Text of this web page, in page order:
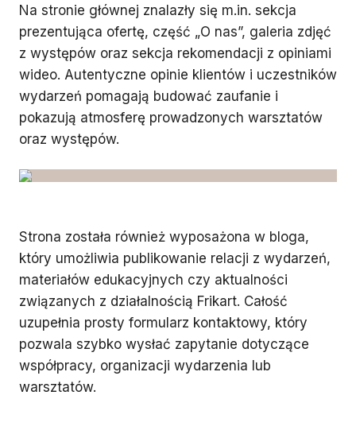
Na stronie głównej znalazły się m.in. sekcja
prezentująca ofertę, część „O nas”, galeria zdjęć
z występów oraz sekcja rekomendacji z opiniami
wideo. Autentyczne opinie klientów i uczestników
wydarzeń pomagają budować zaufanie i
pokazują atmosferę prowadzonych warsztatów
oraz występów.
Strona została również wyposażona w bloga,
który umożliwia publikowanie relacji z wydarzeń,
materiałów edukacyjnych czy aktualności
związanych z działalnością Frikart. Całość
uzupełnia prosty formularz kontaktowy, który
pozwala szybko wysłać zapytanie dotyczące
współpracy, organizacji wydarzenia lub
warsztatów.